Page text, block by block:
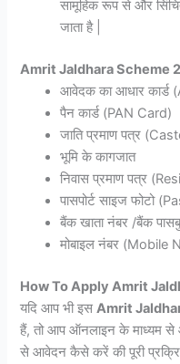
सामूहिक रूप से और
जाता है |
Amrit Jaldhara Scheme
आवेदक का आधार कार्ड
पैन कार्ड (PAN Card)
जाति प्रमाण पत्र
भूमि के कागजात
निवास प्रमाण पत्र
पासपोर्ट साइज फोटो
बैंक खाता नंबर /बैंक
मोबाइल नंबर (Mobile
How To Apply Amrit
यदि आप भी इस Amrit
हैं, तो आप ऑनलाइन के माध्यम
से आवेदन कैसे करें की पूरी